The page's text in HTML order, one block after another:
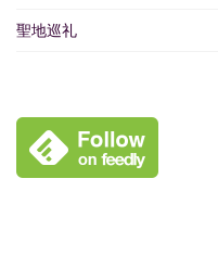
聖地巡礼